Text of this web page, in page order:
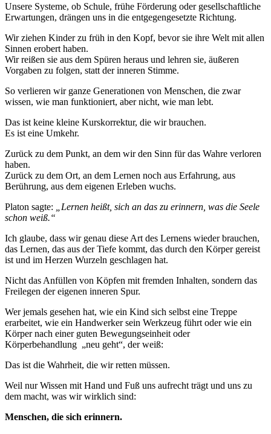
Unsere Systeme, ob Schule, frühe Förderung oder gesellschaftliche
Erwartungen, drängen uns in die entgegengesetzte Richtung.
Wir ziehen Kinder zu früh in den Kopf, bevor sie ihre Welt mit allen
Sinnen erobert haben.
Wir reißen sie aus dem Spüren heraus und lehren sie, äußeren
Vorgaben zu folgen, statt der inneren Stimme.
So verlieren wir ganze Generationen von Menschen, die zwar
wissen, wie man funktioniert, aber nicht, wie man lebt.
Das ist keine kleine Kurskorrektur, die wir brauchen.
Es ist eine Umkehr.
Zurück zu dem Punkt, an dem wir den Sinn für das Wahre verloren
haben.
Zurück zu dem Ort, an dem Lernen noch aus Erfahrung, aus
Berührung, aus dem eigenen Erleben wuchs.
Platon sagte:
„Lernen heißt, sich an das zu erinnern, was die Seele
schon weiß.“
Ich glaube, dass wir genau diese Art des Lernens wieder brauchen,
das Lernen, das aus der Tiefe kommt, das durch den Körper gereist
ist und im Herzen Wurzeln geschlagen hat.
Nicht das Anfüllen von Köpfen mit fremden Inhalten, sondern das
Freilegen der eigenen inneren Spur.
Wer jemals gesehen hat, wie ein Kind sich selbst eine Treppe
erarbeitet, wie ein Handwerker sein Werkzeug führt oder wie ein
Körper nach einer guten Bewegungseinheit oder
Körperbehandlung „neu geht“, der weiß:
Das ist die Wahrheit, die wir retten müssen.
Weil nur Wissen mit Hand und Fuß uns aufrecht trägt und uns zu
dem macht, was wir wirklich sind:
Menschen, die sich erinnern.